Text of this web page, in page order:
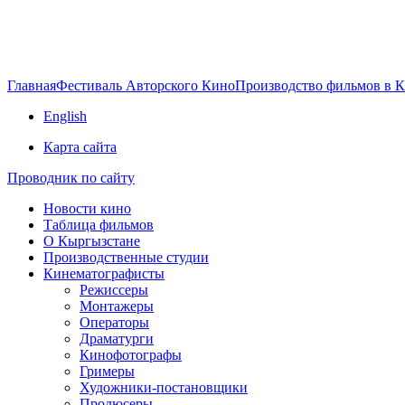
ГлавнаяФестиваль Авторского КиноПроизводство фильмов в
English
Карта сайта
Проводник по сайту
Новости кино
Таблица фильмов
О Кыргызстане
Производственные студии
Кинематографисты
Режиссеры
Монтажеры
Операторы
Драматурги
Кинофотографы
Гримеры
Художники-постановщики